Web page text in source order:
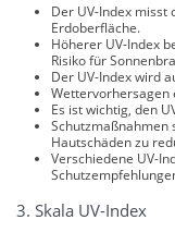
Der UV-Index misst
Erdoberfläche.
Höherer UV-Index
Risiko für
Der UV-Index wird
Wettervorhersagen
Es ist wichtig, den
Schutzmaßnahmen
Hautschäden zu
Verschiedene UV-
3. Skala UV-Index